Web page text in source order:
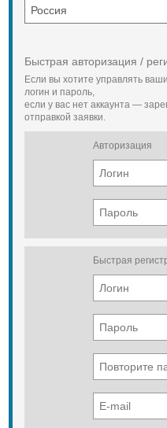
Быстрая авторизация /
Если вы хотите управлять
логин и пароль,
если у вас нет аккаунта —
отправкой заявки.
Авторизация
Быстрая